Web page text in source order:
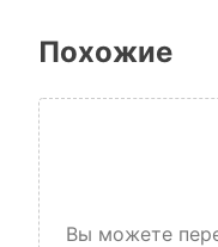
Похожие
Вы можете